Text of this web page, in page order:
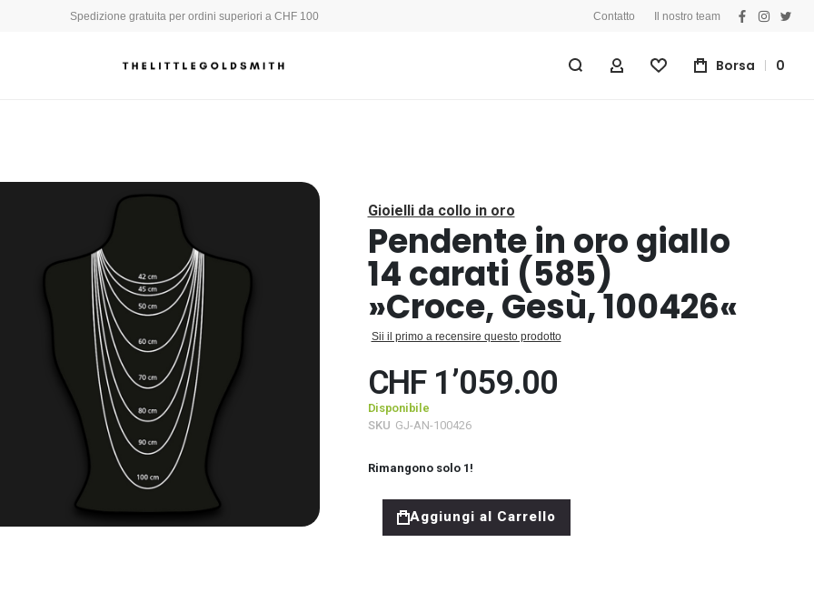
Spedizione gratuita per ordini superiori a CHF 100 Contatto Il nostro team
facebook
My Account
Lista Desideri
Borsa 0
Gioielli da collo in oro
Pendente in oro giallo
14 carati (585)
»Croce, Gesù, 100426«
Sii il primo a recensire questo prodotto
CHF 1’059.00
Disponibile
SKU GJ-AN-100426
Rimangono solo 1 !
Aggiungi al Carrello